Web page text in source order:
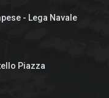
- Lega Navale
Piazza